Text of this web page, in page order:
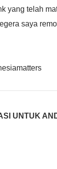
yang telah
saya
UNTUK